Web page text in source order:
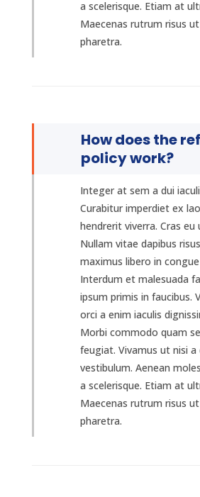
a scelerisque. Etiam at
Maecenas rutrum risus
pharetra.
How does the
policy work?
Integer at sem a dui
Curabitur imperdiet ex
hendrerit viverra. Cras eu
Nullam vitae dapibus
maximus libero in
Interdum et malesuada
ipsum primis in faucibus.
orci a enim iaculis
Morbi commodo quam
feugiat. Vivamus ut nisi
vestibulum. Aenean
a scelerisque. Etiam at
Maecenas rutrum risus
pharetra.